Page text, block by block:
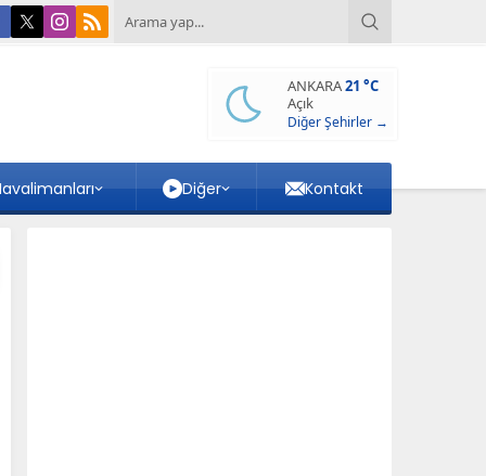
ANKARA21 °C
Açık
Diğer Şehirler →
Diğer Kontakt